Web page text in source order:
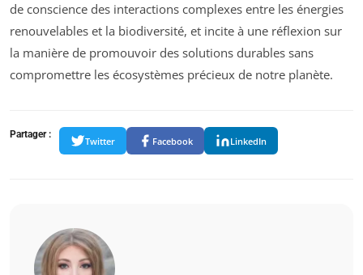
de conscience des interactions complexes entre les énergies
renouvelables et la biodiversité, et incite à une réflexion sur
la manière de promouvoir des solutions durables sans
compromettre les écosystèmes précieux de notre planète.
Partager :
Twitter Facebook LinkedIn